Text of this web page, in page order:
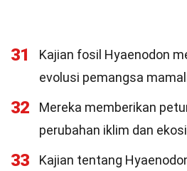
31
Kajian fosil Hyaenodon
evolusi pemangsa
32
Mereka memberikan
perubahan iklim dan
33
Kajian tentang